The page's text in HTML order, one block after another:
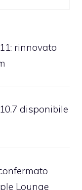
rinnovato
disponibile
Lounge